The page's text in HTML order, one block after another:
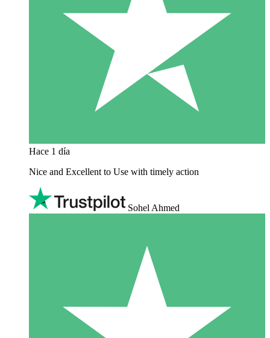
Hace 1 día
Nice and Excellent to Use with timely action
Sohel Ahmed